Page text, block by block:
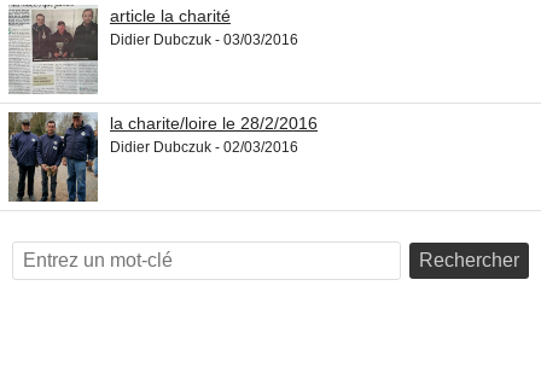
article la charité
Didier Dubczuk - 03/03/2016
la charite/loire le 28/2/2016
Didier Dubczuk - 02/03/2016
Rechercher